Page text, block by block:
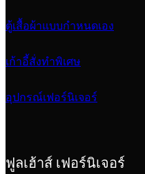
ตู้เสื้อผ้าแบบกำหนดเอง
เก้าอี้สั่งทำพิเศษ
อุปกรณ์เฟอร์นิเจอร์
ฟูลเฮ้าส์ เฟอร์นิเจอร์